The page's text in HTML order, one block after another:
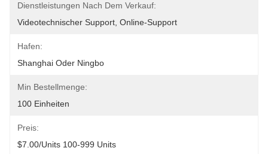
Dienstleistungen Nach Dem Verkauf:
Videotechnischer Support, Online-Support
Hafen:
Shanghai Oder Ningbo
Min Bestellmenge:
100 Einheiten
Preis:
$7.00/units 100-999 Units